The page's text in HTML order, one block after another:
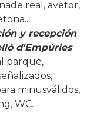
real, avetor,
y recepción
d'Empúries
parque,
minusválidos,
WC.